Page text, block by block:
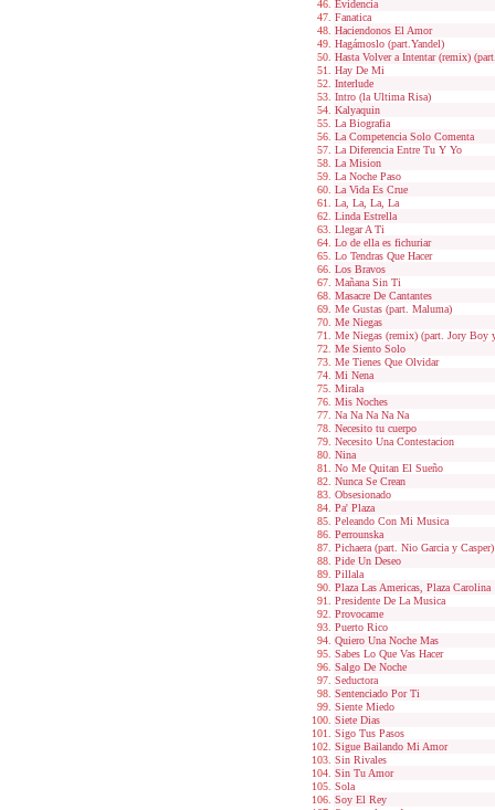
Evidencia
Fanatica
Haciendonos El Amor
Hagámoslo (part.Yandel)
Hasta Volver a Intentar (remix)
Hay De Mi
Interlude
Intro (la Ultima Risa)
Kalyaquin
La Biografia
La Competencia Solo Comenta
La Diferencia Entre Tu Y Yo
La Mision
La Noche Paso
La Vida Es Crue
La, La, La, La
Linda Estrella
Llegar A Ti
Lo de ella es fichuriar
Lo Tendras Que Hacer
Los Bravos
Mañana Sin Ti
Masacre De Cantantes
Me Gustas (part. Maluma)
Me Niegas
Me Niegas (remix) (part. Jory Boy
Me Siento Solo
Me Tienes Que Olvidar
Mi Nena
Mirala
Mis Noches
Na Na Na Na Na
Necesito tu cuerpo
Necesito Una Contestacion
Nina
No Me Quitan El Sueño
Nunca Se Crean
Obsesionado
Pa' Plaza
Peleando Con Mi Musica
Perrounska
Pichaera (part. Nio Garcia y Casper)
Pide Un Deseo
Pillala
Plaza Las Americas, Plaza Carolina
Presidente De La Musica
Provocame
Puerto Rico
Quiero Una Noche Mas
Sabes Lo Que Vas Hacer
Salgo De Noche
Seductora
Sentenciado Por Ti
Siente Miedo
Siete Dias
Sigo Tus Pasos
Sigue Bailando Mi Amor
Sin Rivales
Sin Tu Amor
Sola
Soy El Rey